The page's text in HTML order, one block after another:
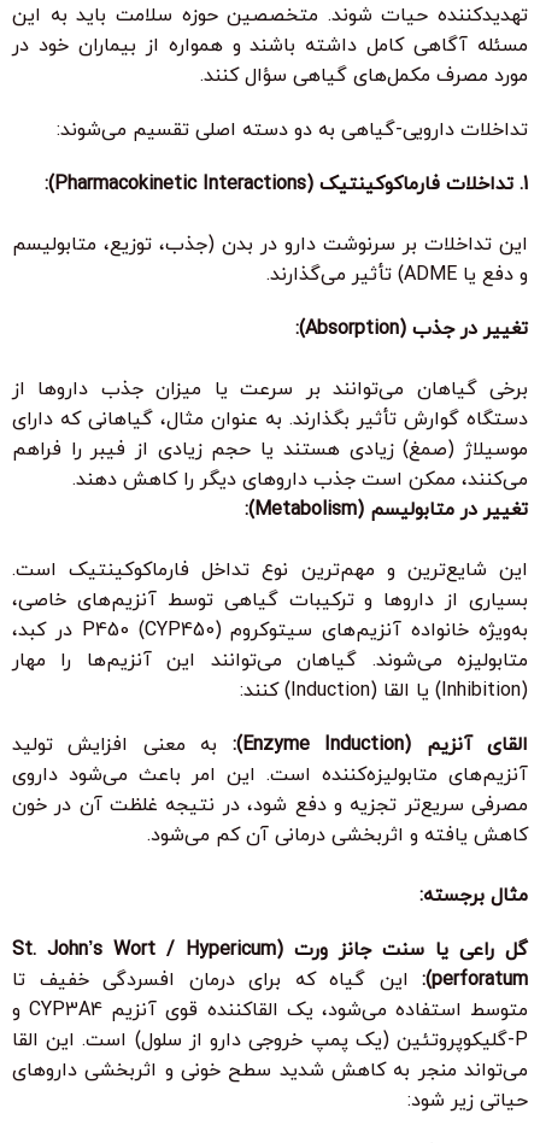
تهدیدکننده حیات شوند. متخصصین حوزه سلامت باید به این
مسئله آگاهی کامل داشته باشند و همواره از بیماران خود در
مورد مصرف مکمل‌های گیاهی سؤال کنند.
تداخلات دارویی-گیاهی به دو دسته اصلی تقسیم می‌شوند:
1. تداخلات فارماکوکینتیک (Pharmacokinetic Interactions):
این تداخلات بر سرنوشت دارو در بدن (جذب، توزیع، متابولیسم
و دفع یا ADME) تأثیر می‌گذارند.
تغییر در جذب (Absorption):
برخی گیاهان می‌توانند بر سرعت یا میزان جذب داروها از
دستگاه گوارش تأثیر بگذارند. به عنوان مثال، گیاهانی که دارای
موسیلاژ (صمغ) زیادی هستند یا حجم زیادی از فیبر را فراهم
می‌کنند، ممکن است جذب داروهای دیگر را کاهش دهند.
تغییر در متابولیسم (Metabolism):
این شایع‌ترین و مهم‌ترین نوع تداخل فارماکوکینتیک است.
بسیاری از داروها و ترکیبات گیاهی توسط آنزیم‌های خاصی،
به‌ویژه خانواده آنزیم‌های سیتوکروم P450 (CYP450) در کبد،
متابولیزه می‌شوند. گیاهان می‌توانند این آنزیم‌ها را مهار
(Inhibition) یا القا (Induction) کنند:
القای آنزیم (Enzyme Induction):
به معنی افزایش تولید
آنزیم‌های متابولیزه‌کننده است. این امر باعث می‌شود داروی
مصرفی سریع‌تر تجزیه و دفع شود، در نتیجه غلظت آن در خون
کاهش یافته و اثربخشی درمانی آن کم می‌شود.
مثال برجسته:
گل راعی یا سنت جانز ورت (St. John’s Wort / Hypericum
perforatum):
این گیاه که برای درمان افسردگی خفیف تا
متوسط استفاده می‌شود، یک القاکننده قوی آنزیم CYP3A4 و
P-گلیکوپروتئین (یک پمپ خروجی دارو از سلول) است. این القا
می‌تواند منجر به کاهش شدید سطح خونی و اثربخشی داروهای
حیاتی زیر شود: